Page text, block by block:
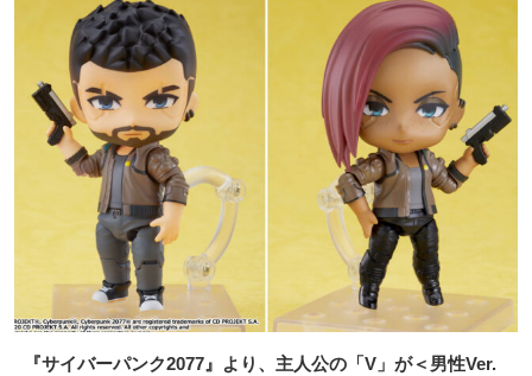
『サイバーパンク2077』より、主人公の「V」が＜男性Ver.